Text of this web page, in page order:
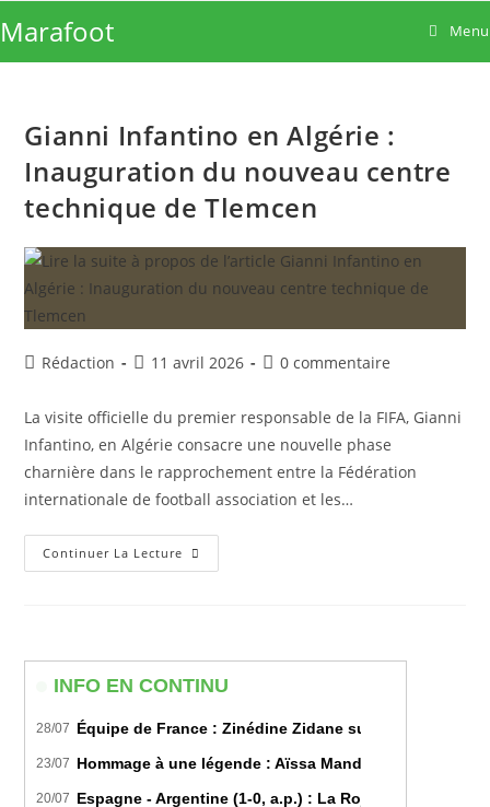
to
content
Marafoot Menu
INFO EN CONTINU
28/07 Équipe de France : Zinédine Zidane succède
23/07 Hommage à une légende : Aïssa Mandi tire sa
20/07 Espagne - Argentine (1-0, a.p.) : La Roja sur le toit
Gianni Infantino en Algérie :
Inauguration du nouveau centre
technique de Tlemcen
Auteur/autrice
la
publication :
Rédaction
Publication
11 avril 2026
Commentaires
publication :
0 commentaire
La visite officielle du premier responsable de la FIFA, Gianni
Infantino, en Algérie consacre une nouvelle phase
charnière dans le rapprochement entre la Fédération
internationale de football association et les…
Continuer La Lecture Gianni
Infantino
Nouveau
Centre
Technique
Tlemcen